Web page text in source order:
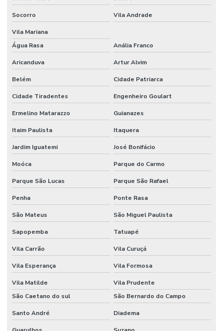
Fabricação De Embalagens Em Vários Materiais
Fabricação De Embalagens Sustentáveis
Fabricante De Embalagens Em Material Reciclado Preto
Fabricante De Embalagens Para Indústria Automotiva
Fabricante De Grãos De Plástico
Fabricante De Recuperação De Polietileno
Fabricante De Sacos Plásticos
Filme Plástico Extrudado Para Indústria
Filme Técnico De Plástico
Filmes Extrudados Para Indústria
Filmes Para Embalagem Alimentícia
Filmes Plásticos Para Embalagem
Filmes Plásticos Para Embalagens Flexíveis
Socorro Vila Andrade
Vila Mariana
Água Rasa
Anália Franco
Aricanduva Artur Alvim
Belém Cidade Patriarca
Cidade Tiradentes Engenheiro Goulart
Ermelino Matarazzo Guianazes
Itaim Paulista Itaquera
Jardim Iguatemi José Bonifácio
Moóca Parque do Carmo
Parque São Lucas Parque São Rafael
Penha Ponte Rasa
São Mateus São Miguel Paulista
Sapopemba Tatuapé
Vila Carrão Vila Curuçá
Vila Esperança Vila Formosa
Vila Matilde
Vila Prudente
São Caetano do sul
São Bernardo do Campo
Santo André Diadema